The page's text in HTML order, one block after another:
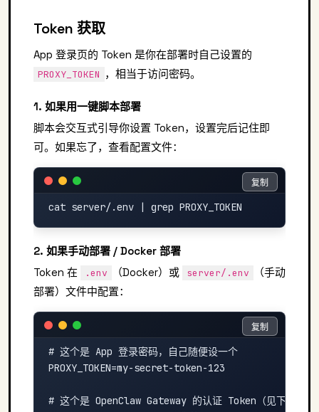
Token 获取
App 登录页的 Token 是你在部署时自己设置的
PROXY_TOKEN ，相当于访问密码。
1. 如果用一键脚本部署
脚本会交互式引导你设置 Token，设置完后记住即
可。如果忘了，查看配置文件：
复制
复制
2. 如果手动部署 / Docker 部署
Token 在
.env （Docker）或 server/.env
（手动
部署）文件中配置：
# 这个是 App 登录密码，自己随便设一个
PROXY_TOKEN=my-secret-token-123
# 这个是 OpenClaw Gateway 的认证 Token（见下方获取
复制
复制